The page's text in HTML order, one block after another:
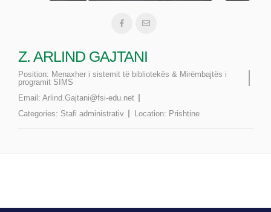
Z. ARLIND GAJTANI
Position: Menaxher i sistemit të bibliotekës & Mirëmbajtës i
programit SIMS
Email: Arlind.Gajtani@fsi-edu.net
Categories: Stafi administrativ Location: Prishtine